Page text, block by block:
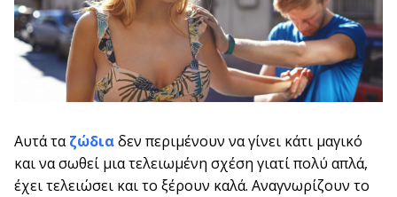
Αυτά ταζώδιαδεν περιμένουν να γίνει κάτι μαγικό
και να σωθεί μια τελειωμένη σχέση γιατί πολύ απλά,
έχει τελειώσει και το ξέρουν καλά. Αναγνωρίζουν το